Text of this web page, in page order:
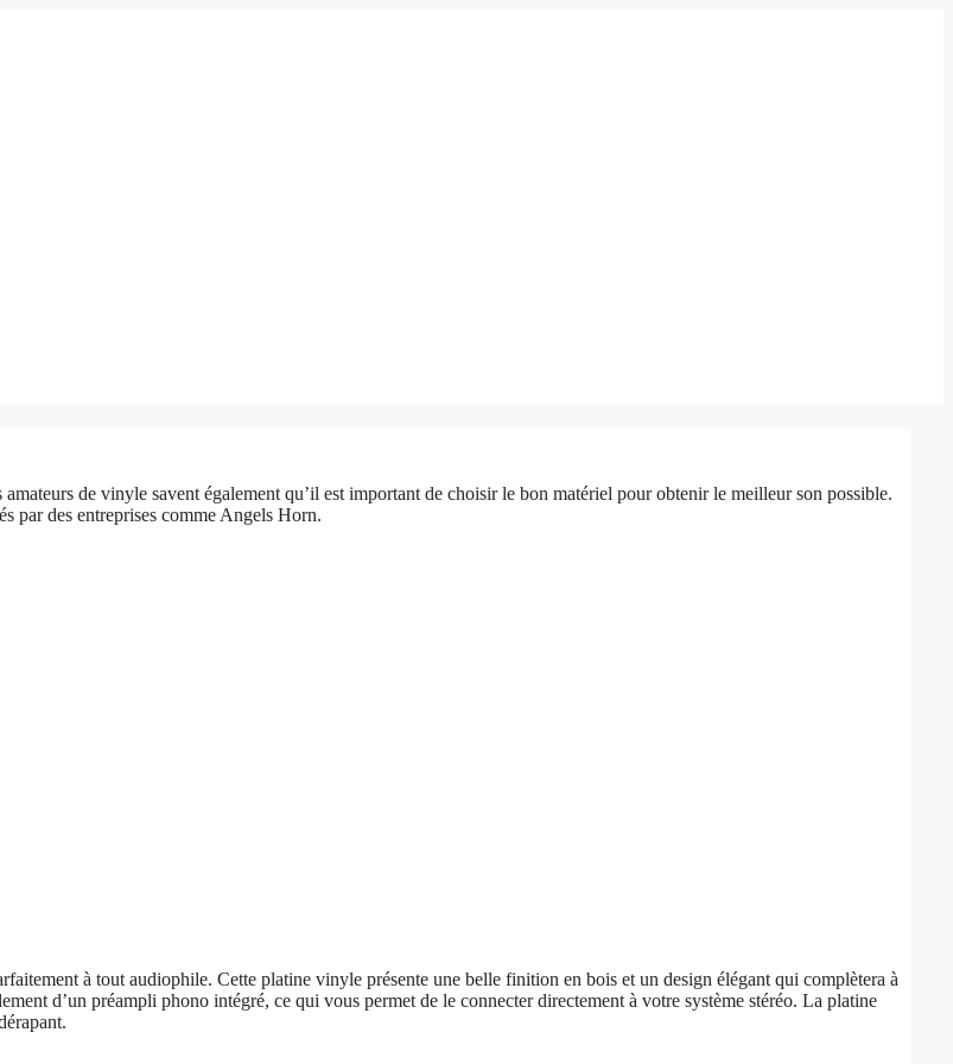
de vinyle savent également qu’il est important de choisir le bon matériel pour obtenir le meilleur son possible.
par des entreprises comme Angels Horn.
à tout audiophile. Cette platine vinyle présente une belle finition en bois et un design élégant qui complètera à
d’un préampli phono intégré, ce qui vous permet de le connecter directement à votre système stéréo. La platine